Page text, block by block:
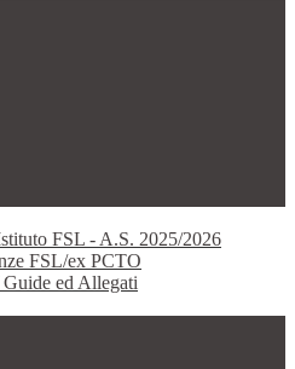
FSL - A.S. 2025/2026
FSL/ex PCTO
ed Allegati